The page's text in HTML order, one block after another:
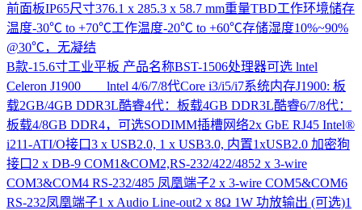
前面板IP65尺寸376.1 x 285.3 x 58.7 mm重量TBD工作环境储存
温度-30℃ to +70℃工作温度-20℃ to +60℃存储湿度10%~90%
@30℃，无凝结
B款-15.6寸工业平板 产品名称BST-1506处理器可选 lntel
Celeron J1900 lntel 4/6/7/8代Core i3/i5/i7系统内存J1900: 板
载2GB/4GB DDR3L酷睿4代：板载4GB DDR3L酷睿6/7/8代：
板载4/8GB DDR4，可选SODIMM插槽网络2x GbE RJ45 Intel®
i211-ATI/O接口3 x USB2.0, 1 x USB3.0, 内置1xUSB2.0 加密狗
接口2 x DB-9 COM1&COM2,RS-232/422/4852 x 3-wire
COM3&COM4 RS-232/485 凤凰端子2 x 3-wire COM5&COM6
RS-232凤凰端子1 x Audio Line-out2 x 8Ω 1W 功放输出 (可选)1